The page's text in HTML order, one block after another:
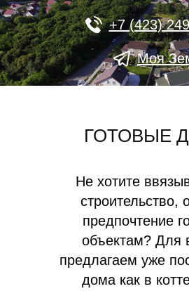
+7 (423)
Моя
ГОТОВЫЕ
Не хотите
строительство,
предпочтение
объектам? Для
предлагаем уже
дома как в